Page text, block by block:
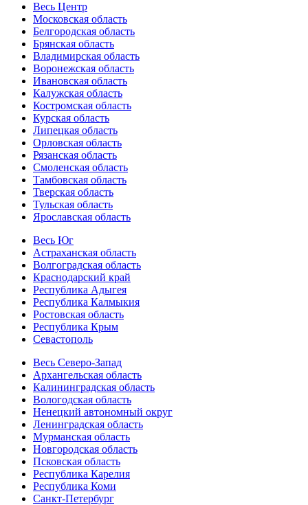
Весь Центр
Московская область
Белгородская область
Брянская область
Владимирская область
Воронежская область
Ивановская область
Калужская область
Костромская область
Курская область
Липецкая область
Орловская область
Рязанская область
Смоленская область
Тамбовская область
Тверская область
Тульская область
Ярославская область
Весь Юг
Астраханская область
Волгоградская область
Краснодарский край
Республика Адыгея
Республика Калмыкия
Ростовская область
Республика Крым
Севастополь
Весь Северо-Запад
Архангельская область
Калининградская область
Вологодская область
Ненецкий автономный округ
Ленинградская область
Мурманская область
Новгородская область
Псковская область
Республика Карелия
Республика Коми
Санкт-Петербург